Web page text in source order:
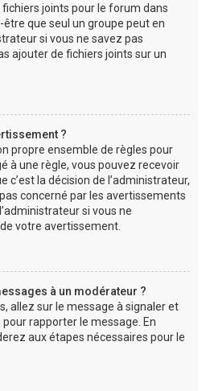
fichiers joints pour le forum dans
que seul un groupe peut en
si vous ne savez pas
ajouter de fichiers joints sur un
?
propre ensemble de règles pour
à une règle, vous pouvez recevoir
c’est la décision de l’administrateur,
concerné par les avertissements
si vous ne
votre avertissement.
à un modérateur ?
allez sur le message à signaler et
rapporter le message. En
aux étapes nécessaires pour le